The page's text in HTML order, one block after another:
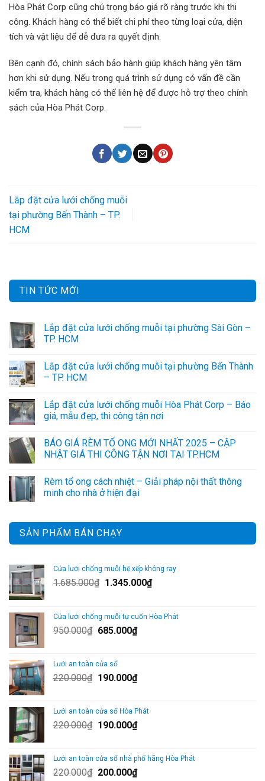
Hòa Phát Corp cũng chú trọng báo giá rõ ràng trước khi thi
công. Khách hàng có thể biết chi phí theo từng loại cửa, diện
tích và vật liệu để dễ đưa ra quyết định.
Bên cạnh đó, chính sách bảo hành giúp khách hàng yên tâm
hơn khi sử dụng. Nếu trong quá trình sử dụng có vấn đề cần
kiểm tra, khách hàng có thể liên hệ để được hỗ trợ theo chính
sách của Hòa Phát Corp.
Lắp đặt cửa lưới chống muỗi
tại phường Bến Thành – TP.
HCM
TIN TỨC MỚI
Lắp đặt cửa lưới chống muỗi tại phường Sài Gòn –
TP. HCM
Lắp đặt cửa lưới chống muỗi tại phường Bến Thành
– TP. HCM
Lắp đặt cửa lưới chống muỗi Hòa Phát Corp – Báo
giá, mẫu đẹp, thi công tận nơi
BÁO GIÁ RÈM TỔ ONG MỚI NHẤT 2025 – CẬP
NHẬT GIÁ THI CÔNG TẬN NƠI TẠI TP.HCM
Rèm tổ ong cách nhiệt – Giải pháp nội thất thông
minh cho nhà ở hiện đại
SẢN PHẨM BÁN CHẠY
Cửa lưới chống muỗi hệ xếp không ray
1.685.000₫ Giá
1.685.000₫.
1.345.000₫Giá
là:
Cửa lưới chống muỗi tự cuốn Hòa Phát
950.000₫ Giá
950.000₫.
685.000₫Giá
685.000₫.
Lưới an toàn cửa sổ
220.000₫ Giá
220.000₫.
190.000₫Giá
là:
190.000₫.
Lưới an toàn cửa sổ Hòa Phát
220.000₫ Giá
220.000₫.
190.000₫Giá
là:
190.000₫.
Lưới an toàn cửa sổ nhà phố hãng Hòa Phát
220.000₫ Giá
200.000₫Giá